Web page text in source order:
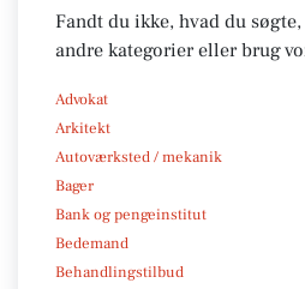
Fandt du ikke, hvad du
andre kategorier eller brug
Advokat
Arkitekt
Autoværksted / mekanik
Bager
Bank og pengeinstitut
Bedemand
Behandlingstilbud